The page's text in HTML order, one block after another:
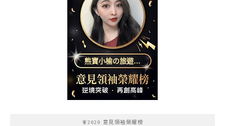
熊寶小榆の旅遊日
記
🧚2020 意見領袖榮耀榜